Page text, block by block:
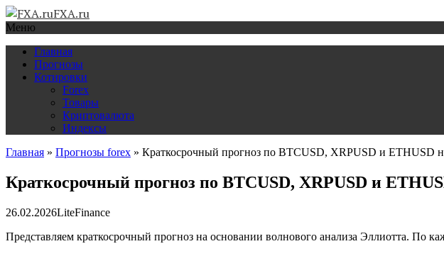
FXA.ru
Меню
Главная
Прогнозы
Котировки
Forex
Товары
Криптовалюта
Индексы
Главная » Прогнозы forex » Краткосрочный прогноз по BTCUSD, XRPUSD и ETHUSD
Краткосрочный прогноз по BTCUSD, XRPUSD и
26.02.2026LiteFinance
Представляем краткосрочный прогноз на основании волнового анализа Эллиотта. По